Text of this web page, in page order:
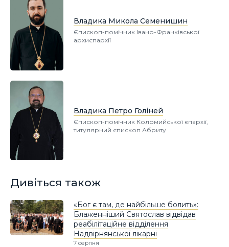
Владика Микола Семенишин
Єпископ-помічник Івано-Франківської
архиєпархії
Владика Петро Голіней
Єпископ-помічник Коломийської єпархії,
титулярний єпископ Абриту
Дивіться також
«Бог є там, де найбільше болить»:
Блаженніший Святослав відвідав
реабілітаційне відділення
Надвірнянської лікарні
7 серпня